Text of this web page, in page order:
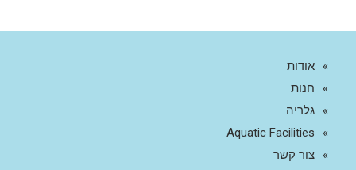
אודות
חנות
גלריה
Aquatic Facilities
צור קשר